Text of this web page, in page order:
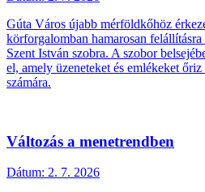
Gúta Város újabb mérföldkőhöz
körforgalomban hamarosan
Szent István szobra. A szobor
el, amely üzeneteket és emlékeket
számára.
Változás a menetrendben
Dátum: 2. 7. 2026